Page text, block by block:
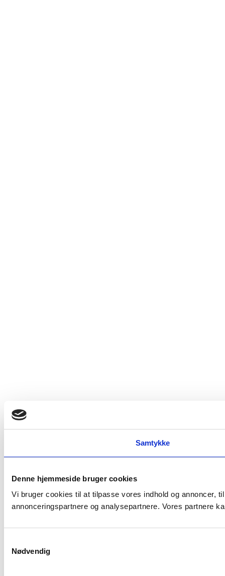
Samtykke
Denne hjemmeside bruger cookies
Vi bruger cookies til at tilpasse vores indhold og annoncer,
annonceringspartnere og analysepartnere. Vores partnere
Nødvendig